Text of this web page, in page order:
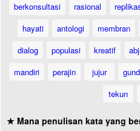
berkonsultasi
rasional
hayati
antologi membran
dialog
populasi kreatif
mandiri
perajin jujur
tekun
★ Mana penulisan kata yang